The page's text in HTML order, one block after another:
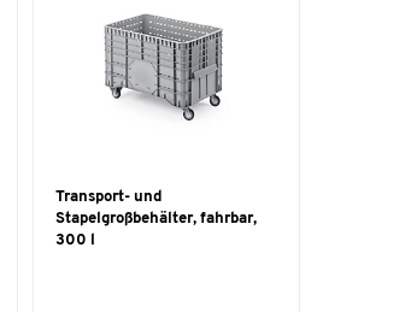
Transport- und
Stapelgroßbehälter, fahrbar,
300 l